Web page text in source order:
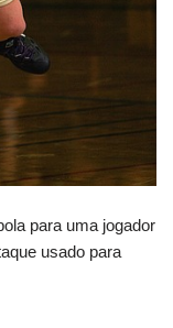
para uma jogador
usado para